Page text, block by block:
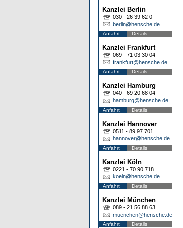
Kanzlei Berlin
030 - 26 39 62 0
berlin@hensche.de
Anfahrt Details
Kanzlei Frankfurt
069 - 71 03 30 04
frankfurt@hensche.de
Anfahrt Details
Kanzlei Hamburg
040 - 69 20 68 04
hamburg@hensche.de
Anfahrt Details
Kanzlei Hannover
0511 - 89 97 701
hannover@hensche.de
Anfahrt Details
Kanzlei Köln
0221 - 70 90 718
koeln@hensche.de
Anfahrt Details
Kanzlei München
089 - 21 56 88 63
muenchen@hensche.de
Anfahrt Details